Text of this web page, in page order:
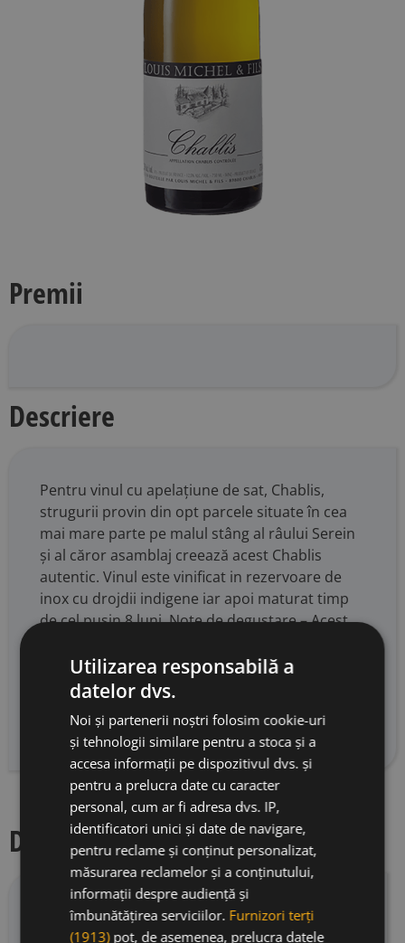
Premii
Descriere
Pentru vinul cu apelațiune de sat, Chablis,
strugurii provin din opt parcele situate în cea
mai mare parte pe malul stâng al râului Serein
și al căror asamblaj creează acest Chablis
autentic. Vinul este vinificat in rezervoare de
inox cu drojdii indigene iar apoi maturat timp
de cel pușin 8 luni. Note de degustare – Acest
piersică și caisă, totul așezat pe o structură
minerală persistentă. O senzație de piatră atât
puritate și tipicitate.
Descriere producator
Louis Michel & Fils
produce vinuri în inima
orașului Chablis încă din secolul al XIX-lea, un
Utilizarea responsabilă a
datelor dvs.
Noi și partenerii noștri folosim cookie-uri
și tehnologii similare pentru a stoca și a
accesa informații pe dispozitivul dvs. și
pentru a prelucra date cu caracter
personal, cum ar fi adresa dvs. IP,
identificatori unici și date de navigare,
pentru reclame și conținut personalizat,
măsurarea reclamelor și a conținutului,
informații despre audiență și
îmbunătățirea serviciilor. Furnizori terți
(1913)pot, de asemenea, prelucra datele